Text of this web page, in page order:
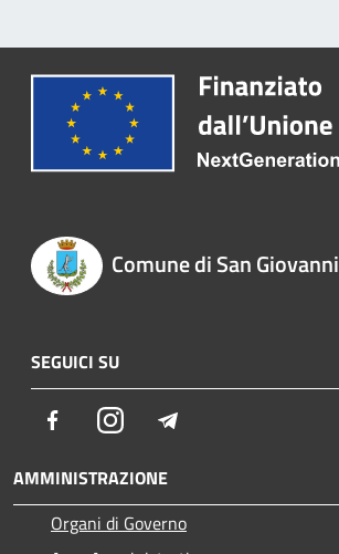
Comune di San
SEGUICI SU
FacebookInstagram
AMMINISTRAZIONE
Organi di Governo